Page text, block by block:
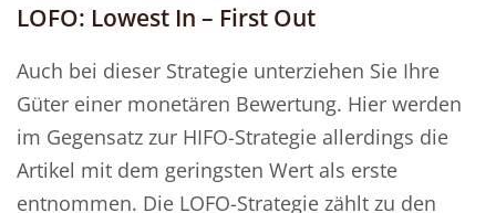
LOFO: Lowest In – First Out
Auch bei dieser Strategie unterziehen Sie Ihre
Güter einer monetären Bewertung. Hier werden
im Gegensatz zur HIFO-Strategie allerdings die
Artikel mit dem geringsten Wert als erste
entnommen. Die LOFO-Strategie zählt zu den